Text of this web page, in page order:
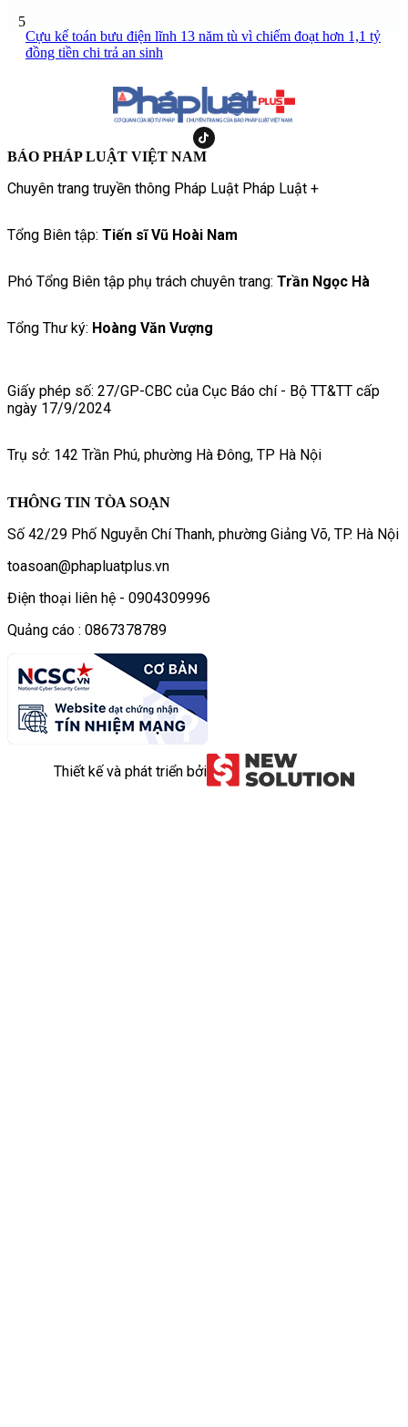
5
Cựu kế toán bưu điện lĩnh 13 năm tù vì chiếm đoạt hơn 1,1 tỷ
đồng tiền chi trả an sinh
BÁO PHÁP LUẬT VIỆT NAM
Chuyên trang truyền thông Pháp Luật Pháp Luật +
Tổng Biên tập: Tiến sĩ Vũ Hoài Nam
Phó Tổng Biên tập phụ trách chuyên trang: Trần Ngọc Hà
Tổng Thư ký: Hoàng Văn Vượng
Giấy phép số: 27/GP-CBC của Cục Báo chí - Bộ TT&TT cấp
ngày 17/9/2024
Trụ sở: 142 Trần Phú, phường Hà Đông, TP Hà Nội
THÔNG TIN TÒA SOẠN
Số 42/29 Phố Nguyễn Chí Thanh, phường Giảng Võ, TP. Hà Nội
toasoan@phapluatplus.vn
Điện thoại liên hệ - 0904309996
Quảng cáo : 0867378789
Thiết kế và phát triển bởi